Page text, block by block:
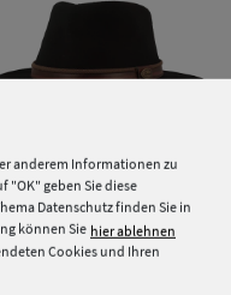
Outdoorhut aus
anderem Informationen zu
"OK" geben Sie diese
Datenschutz finden Sie in
können Sie hier ablehnen
Cookies und Ihren